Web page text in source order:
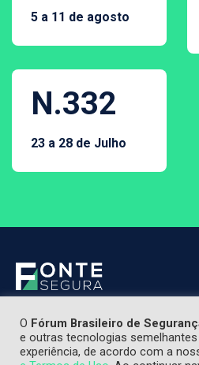
5 a 11 de agosto
N.332
23 a 28 de Julho
O Fórum Brasileiro de
e outras tecnologias
experiência, de acordo com a